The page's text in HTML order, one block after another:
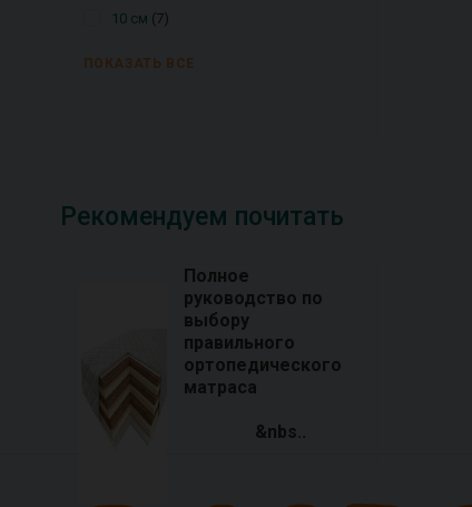
10 см 7
ПОКАЗАТЬ ВСЕ
Рекомендуем почитать
Полное
руководство по
выбору
правильного
ортопедического
матраса
&nbs..